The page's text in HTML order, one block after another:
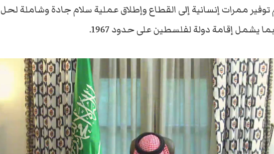
ممرات إنسانية إلى القطاع وإطلاق عملية سلام جادة وشاملة لحل
يشمل إقامة دولة لفلسطين على حدود 1967.